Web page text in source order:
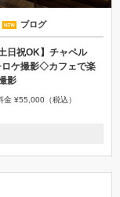
ブログ
日祝OK】チャペル
ロケ撮影◇カフェで楽
影
金 ¥55,000（税込）